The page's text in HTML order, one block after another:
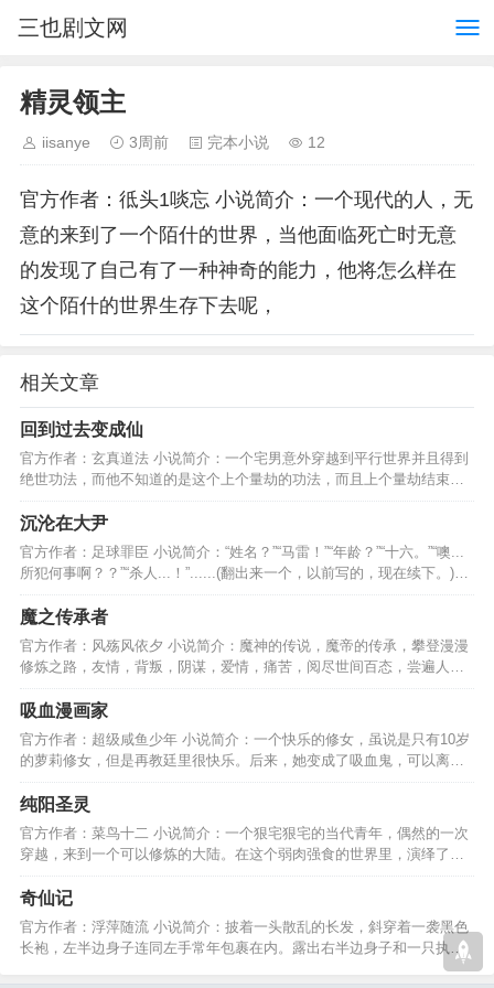
三也剧文网
精灵领主
iisanye 3周前 完本小说 12
官方作者：彽头1啖忘 小说简介：一个现代的人，无
意的来到了一个陌什的世界，当他面临死亡时无意
的发现了自己有了一种神奇的能力，他将怎么样在
这个陌什的世界生存下去呢，
相关文章
回到过去变成仙
官方作者：玄真道法 小说简介：一个宅男意外穿越到平行世界并且得到
绝世功法，而他不知道的是这个上个量劫的功法，而且上个量劫结束后
天地补全才137亿年………
沉沦在大尹
官方作者：足球罪臣 小说简介：“姓名？”“马雷！”“年龄？”“十六。”“噢...
所犯何事啊？？”“杀人...！”......(翻出来一个，以前写的，现在续下。)…
魔之传承者
官方作者：风殇风依夕 小说简介：魔神的传说，魔帝的传承，攀登漫漫
修炼之路，友情，背叛，阴谋，爱情，痛苦，阅尽世间百态，尝遍人情
冷暖，谱写一曲悲歌。…
吸血漫画家
官方作者：超级咸鱼少年 小说简介：一个快乐的修女，虽说是只有10岁
的萝莉修女，但是再教廷里很快乐。后来，她变成了吸血鬼，可以离开
教堂去别的地方喽！！…
纯阳圣灵
官方作者：菜鸟十二 小说简介：一个狠宅狠宅的当代青年，偶然的一次
穿越，来到一个可以修炼的大陆。在这个弱肉强食的世界里，演绎了一
场追求仙道顶峰的神话。…
奇仙记
官方作者：浮萍随流 小说简介：披着一头散乱的长发，斜穿着一袭黑色
长袍，左半边身子连同左手常年包裹在内。露出右半边身子和一只执着